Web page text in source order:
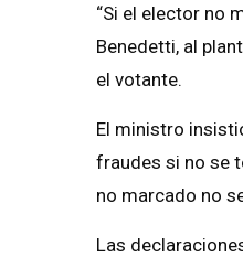
“Si el elector no
Benedetti, al
el votante.
El ministro
fraudes si no se
no marcado no
Las